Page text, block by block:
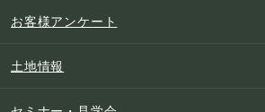
お客様アンケート
土地情報